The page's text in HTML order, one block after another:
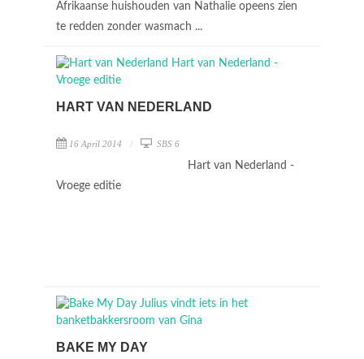
Afrikaanse huishouden van Nathalie opeens zien
te redden zonder wasmach ...
HART VAN NEDERLAND
16 April 2014 SBS 6
Hart van Nederland -
Vroege editie
BAKE MY DAY